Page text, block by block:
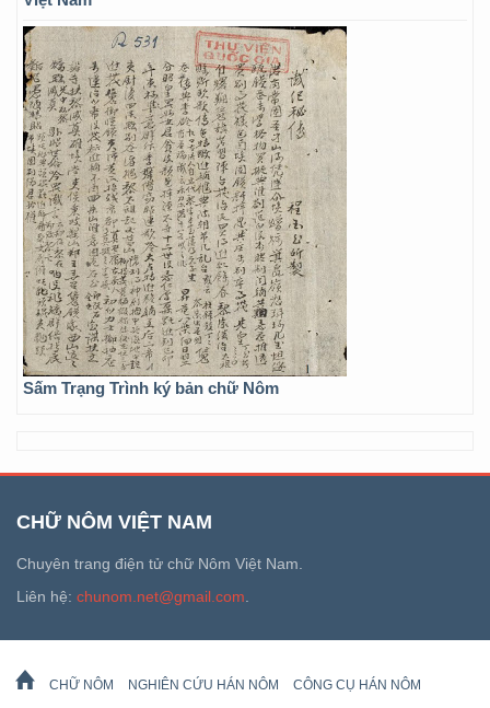
Sấm Trạng Trình ký bản chữ Nôm
CHỮ NÔM VIỆT NAM
Chuyên trang điện tử chữ Nôm Việt Nam.
Liên hệ: chunom.net@gmail.com
CHỮ NÔM NGHIÊN CỨU HÁN NÔM CÔNG CỤ HÁN NÔM